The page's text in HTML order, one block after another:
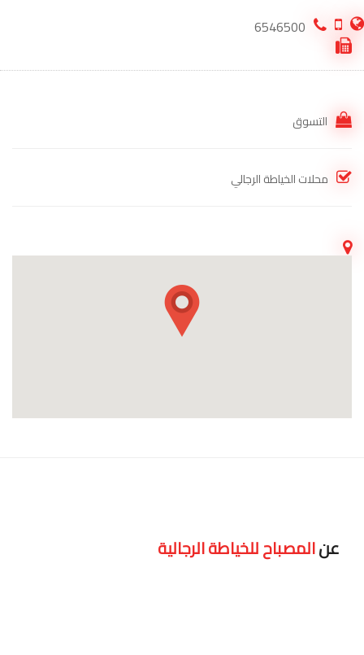
6546500
التسوق
محلات الخياطة الرجالي
عنالمصباح للخياطة الرجالية